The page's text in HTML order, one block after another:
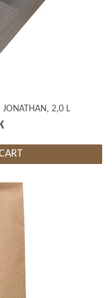
2,0 L